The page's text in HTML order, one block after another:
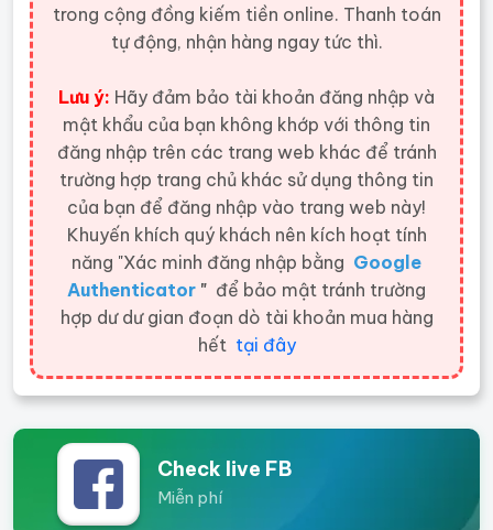
trong cộng đồng kiếm tiền online. Thanh toán
tự động, nhận hàng ngay tức thì.
Lưu ý: Hãy đảm bảo tài khoản đăng nhập và
mật khẩu của bạn không khớp với thông tin
đăng nhập trên các trang web khác để tránh
trường hợp trang chủ khác sử dụng thông tin
của bạn để đăng nhập vào trang web này!
Khuyến khích quý khách nên kích hoạt tính
năng "Xác minh đăng nhập bằng Google
Authenticator " để bảo mật tránh trường
hợp dư dư gian đoạn dò tài khoản mua hàng
hết tại đây
Check live FB
Miễn phí